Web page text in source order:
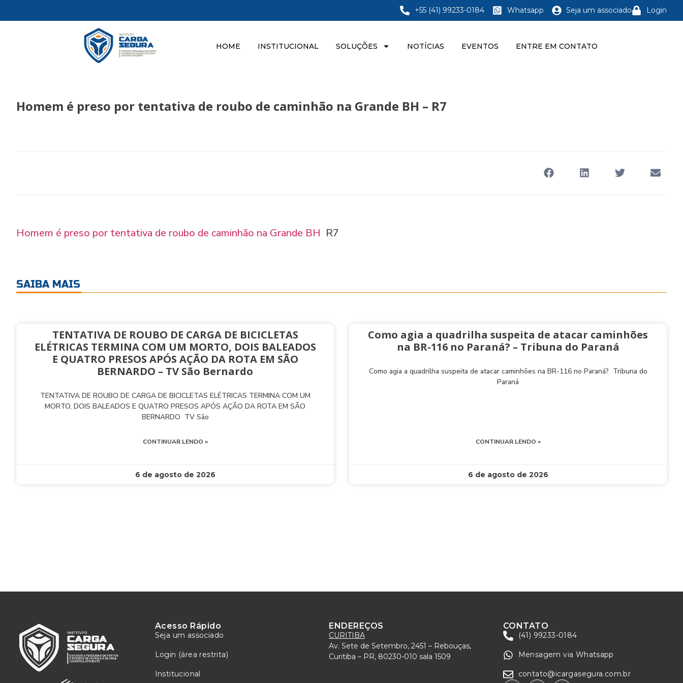
+55 (41) 99233-0184 Whatsapp Seja um associado Login
HOME INSTITUCIONAL SOLUÇÕES NOTÍCIAS EVENTOS ENTRE EM CONTATO
Homem é preso por tentativa de roubo de caminhão na Grande BH – R7
Homem é preso por tentativa de roubo de caminhão na Grande BH R7
SAIBA MAIS
TENTATIVA DE ROUBO DE CARGA DE BICICLETAS
ELÉTRICAS TERMINA COM UM MORTO, DOIS BALEADOS
E QUATRO PRESOS APÓS AÇÃO DA ROTA EM SÃO
BERNARDO – TV São Bernardo
TENTATIVA DE ROUBO DE CARGA DE BICICLETAS ELÉTRICAS TERMINA COM UM
MORTO, DOIS BALEADOS E QUATRO PRESOS APÓS AÇÃO DA ROTA EM SÃO
BERNARDO TV São
CONTINUAR LENDO »
6 de agosto de 2026
Como agia a quadrilha suspeita de atacar caminhões
na BR-116 no Paraná? – Tribuna do Paraná
Como agia a quadrilha suspeita de atacar caminhões na BR-116 no Paraná? Tribuna do
Paraná
CONTINUAR LENDO »
6 de agosto de 2026
Acesso Rápido
Seja um associado
Login (área restrita)
Institucional
ENDEREÇOS
CURITIBA
Av. Sete de Setembro, 2451 – Rebouças,
Curitiba – PR, 80230-010 sala 1509
CONTATO
(41) 99233-0184
Mensagem via Whatsapp
contato@icargasegura.com.br